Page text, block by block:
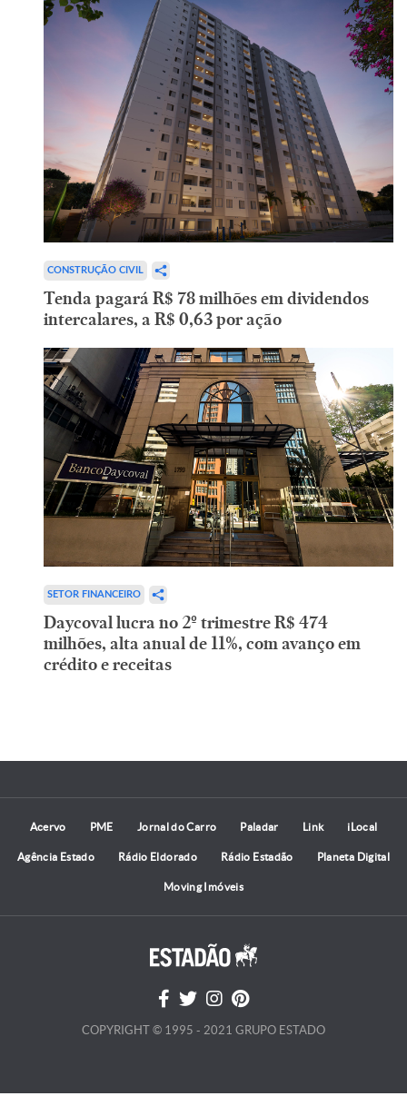
CONSTRUÇÃO CIVIL
Tenda pagará R$ 78 milhões em dividendos
intercalares, a R$ 0,63 por ação
SETOR FINANCEIRO
Daycoval lucra no 2º trimestre R$ 474
milhões, alta anual de 11%, com avanço em
crédito e receitas
Acervo PME Jornal do Carro Paladar Link iLocal
Agência Estado Rádio Eldorado Rádio Estadão Planeta Digital
Moving Imóveis
COPYRIGHT © 1995 - 2021 GRUPO ESTADO